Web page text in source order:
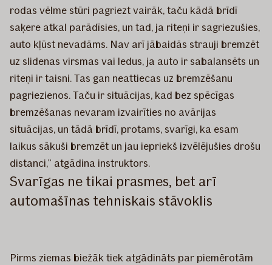
rodas vēlme stūri pagriezt vairāk, taču kādā brīdī
saķere atkal parādīsies, un tad, ja riteņi ir sagriezušies,
auto kļūst nevadāms. Nav arī jābaidās strauji bremzēt
uz slidenas virsmas vai ledus, ja auto ir sabalansēts un
riteņi ir taisni. Tas gan neattiecas uz bremzēšanu
pagriezienos. Taču ir situācijas, kad bez spēcīgas
bremzēšanas nevaram izvairīties no avārijas
situācijas, un tādā brīdī, protams, svarīgi, ka esam
laikus sākuši bremzēt un jau iepriekš izvēlējušies drošu
distanci,” atgādina instruktors.
Svarīgas ne tikai prasmes, bet arī
automašīnas tehniskais stāvoklis
Pirms ziemas biežāk tiek atgādināts par piemērotām